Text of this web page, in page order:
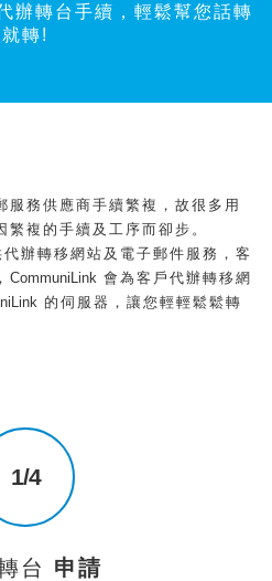
辦轉台手續，輕鬆幫您話轉
就轉!
服務供應商手續繁複，故很多用
複的手續及工序而卻步。
辦轉移網站及電子郵件服務，客
CommuniLink 會 為客戶代辦轉移網
的伺服器，讓您輕輕鬆鬆轉
1/4
台 申請